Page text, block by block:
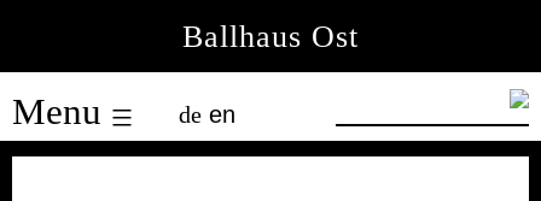
content
Ballhaus Ost
Ballhaus
Ost
Menu de en